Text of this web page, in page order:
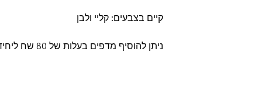
קיים בצבעים: קליי ולבן
ניתן להוסיף מדפים בעלות של 80 שח ליחידה